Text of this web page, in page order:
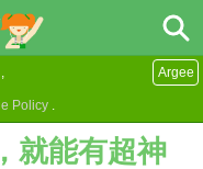
Policy .
Argee
就能有超神